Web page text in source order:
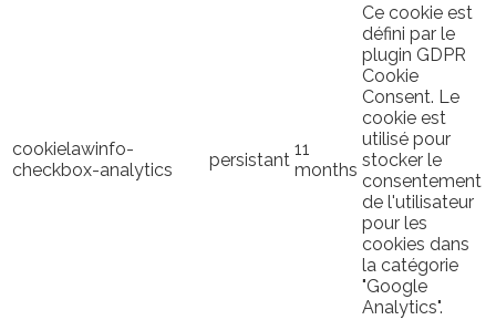
cookielawinfo-
checkbox-analytics
persistant
11
months
Ce cookie est
défini par le
plugin GDPR
Cookie
Consent. Le
cookie est
utilisé pour
stocker le
consentement
de l'utilisateur
pour les
cookies dans
la catégorie
"Google
Analytics".